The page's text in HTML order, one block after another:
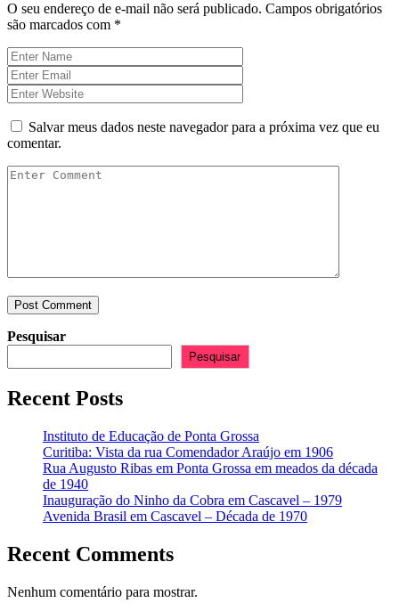
O seu endereço de e-mail não será publicado. Campos obrigatórios
são marcados com *
Salvar meus dados neste navegador para a próxima vez que eu
comentar.
Pesquisar
Pesquisar
Recent Posts
Instituto de Educação de Ponta Grossa
Curitiba: Vista da rua Comendador Araújo em 1906
Rua Augusto Ribas em Ponta Grossa em meados da década
de 1940
Inauguração do Ninho da Cobra em Cascavel – 1979
Avenida Brasil em Cascavel – Década de 1970
Recent Comments
Nenhum comentário para mostrar.